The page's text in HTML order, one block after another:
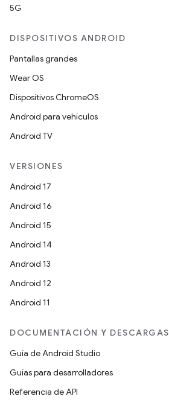
5G
DISPOSITIVOS ANDROID
Pantallas grandes
Wear OS
Dispositivos ChromeOS
Android para vehículos
Android TV
VERSIONES
Android 17
Android 16
Android 15
Android 14
Android 13
Android 12
Android 11
DOCUMENTACIÓN Y DESCARGAS
Guía de Android Studio
Guías para desarrolladores
Referencia de API